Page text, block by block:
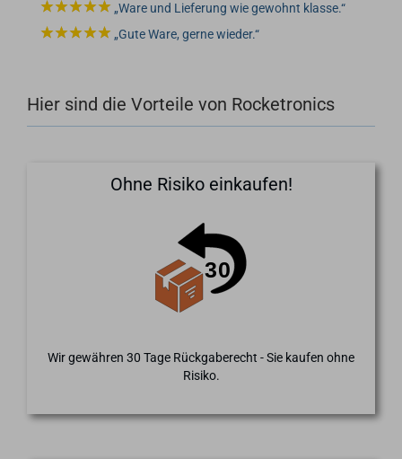
Ware und Lieferung wie gewohnt klasse.
Gute Ware, gerne wieder.
Hier sind die Vorteile von Rocketronics
Ohne Risiko einkaufen!
Wir gewähren 30 Tage Rückgaberecht - Sie kaufen ohne
Risiko.